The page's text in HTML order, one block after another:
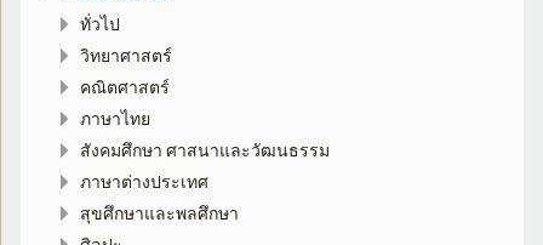
ทั่วไป
วิทยาศาสตร์
คณิตศาสตร์
ภาษาไทย
สังคมศึกษา ศาสนาและวัฒนธรรม
ภาษาต่างประเทศ
สุขศึกษาและพลศึกษา